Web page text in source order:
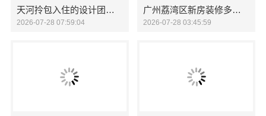
天河拎包入住的设计团队——精匠饰家让您的新家即开即用。
2026-07-28 07:59:04
广州荔湾区新房装修多少钱？精匠饰家全屋整装定制报价
2026-07-28 03:45:59